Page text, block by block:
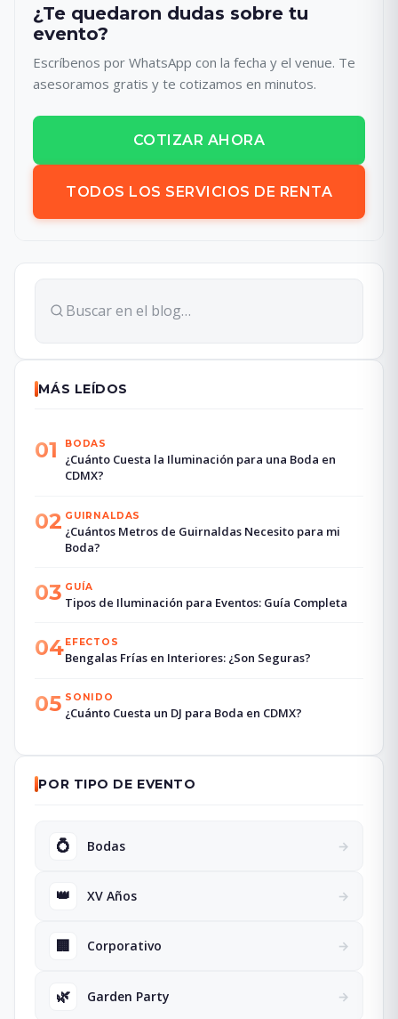
¿Te quedaron dudas sobre tu
evento?
Escríbenos por WhatsApp con la fecha y el venue. Te
asesoramos gratis y te cotizamos en minutos.
COTIZAR AHORA
TODOS LOS SERVICIOS DE RENTA
MÁS LEÍDOS
01 BODAS
¿Cuánto Cuesta la Iluminación para una Boda en
CDMX?
02 GUIRNALDAS
¿Cuántos Metros de Guirnaldas Necesito para mi
Boda?
03 GUÍA
Tipos de Iluminación para Eventos: Guía Completa
04EFECTOS
Bengalas Frías en Interiores: ¿Son Seguras?
05 SONIDO
¿Cuánto Cuesta un DJ para Boda en CDMX?
POR TIPO DE EVENTO
💍 Bodas →
👑 XV Años →
🏢 Corporativo →
🌿 Garden Party →